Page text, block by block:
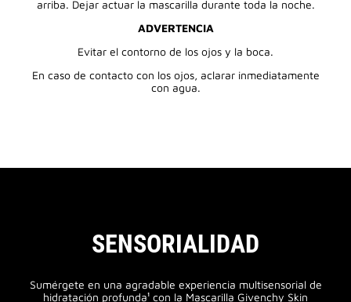
arriba. Dejar actuar la mascarilla durante toda la noche.
ADVERTENCIA
Evitar el contorno de los ojos y la boca.
En caso de contacto con los ojos, aclarar inmediatamente
con agua.
SENSORIALIDAD
Sumérgete en una agradable experiencia multisensorial de
hidratación profunda¹ con la Mascarilla Givenchy Skin